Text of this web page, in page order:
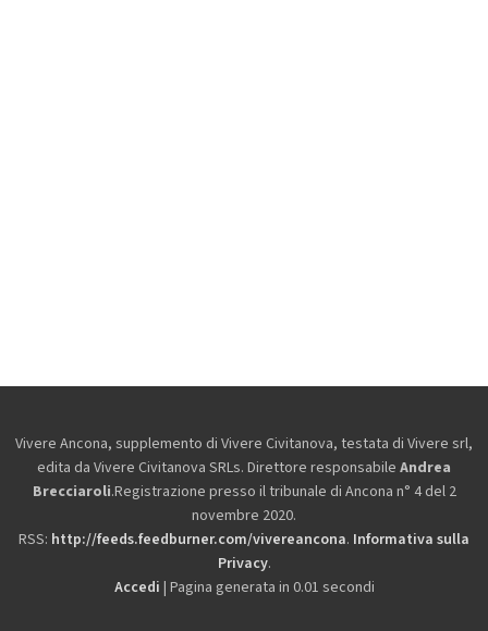
Vivere Ancona, supplemento di Vivere Civitanova, testata di Vivere srl,
edita da Vivere Civitanova SRLs. Direttore responsabile Andrea
Brecciaroli.Registrazione presso il tribunale di Ancona n° 4 del 2
novembre 2020.
RSS: http://feeds.feedburner.com/vivereancona. Informativa sulla
Privacy.
Accedi | Pagina generata in 0.01 secondi